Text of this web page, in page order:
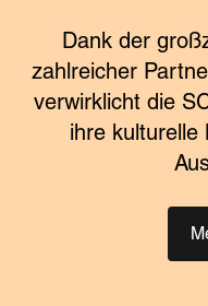
Dank der
zahlreicher
verwirklicht die
ihre kulturelle